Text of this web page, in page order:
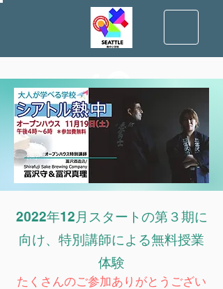
​2022年12月スタートの第３期に
向け、特別講師による無料授業
体験
​たくさんのご参加ありがとうござい